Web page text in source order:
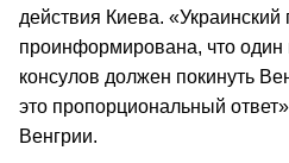
действия Киева.
проинформирована, что один
консулов должен покинуть
это пропорциональный
Венгрии.